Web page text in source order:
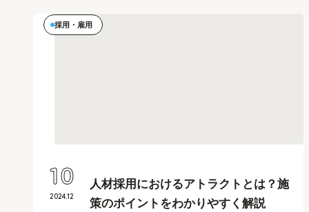
採用・雇用
人材採用におけるアトラクトとは？施
策のポイントをわかりやすく解説
2024.12
10